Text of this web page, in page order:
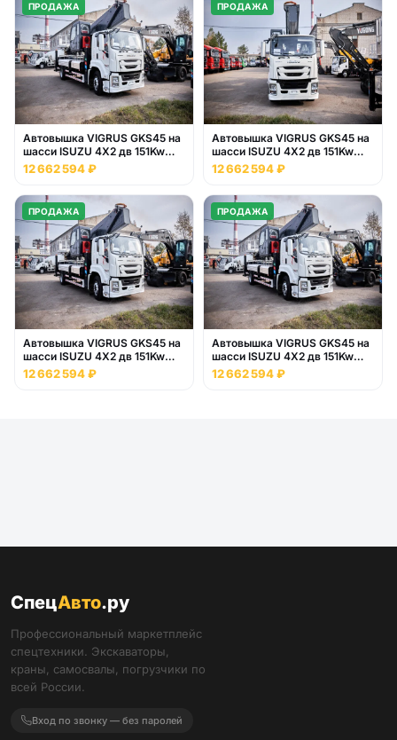
ПРОДАЖА
Автовышка VIGRUS GKS45 на
шасси ISUZU 4Х2 дв 151Kw
высота подъёма 45м
12 662 594 ₽
ПРОДАЖА
Автовышка VIGRUS GKS45 на
шасси ISUZU 4Х2 дв 151Kw
высота подъёма 45м
12 662 594 ₽
ПРОДАЖА
Автовышка VIGRUS GKS45 на
шасси ISUZU 4Х2 дв 151Kw
высота подъёма 45м
12 662 594 ₽
ПРОДАЖА
Автовышка VIGRUS GKS45 на
шасси ISUZU 4Х2 дв 151Kw
высота подъёма 45м
12 662 594 ₽
СпецАвто.ру
Профессиональный маркетплейс
спецтехники. Экскаваторы,
краны, самосвалы, погрузчики по
всей России.
Вход по звонку — без паролей